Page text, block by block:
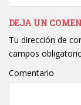
DEJA UN
Tu dirección de
campos
Comentario